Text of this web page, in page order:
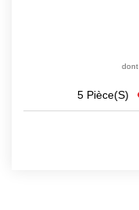
5 Pièce(s)